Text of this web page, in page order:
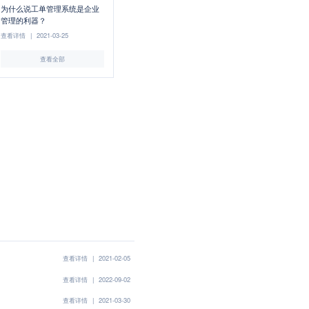
为什么说工单管理系统是企业
管理的利器？
查看详情 | 2021-03-25
查看全部
查看详情 | 2021-02-05
查看详情 | 2022-09-02
查看详情 | 2021-03-30